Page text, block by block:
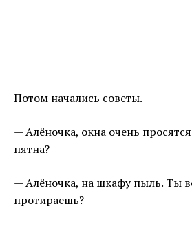
Потом начались советы.
— Алёночка, окна очень
пятна?
— Алёночка, на шкафу пыль. Ты
протираешь?